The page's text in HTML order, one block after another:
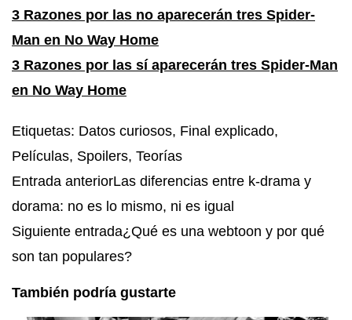
3 Razones por las no aparecerán tres Spider-
Man en No Way Home
3 Razones por las sí aparecerán tres Spider-Man
en No Way Home
Etiquetas: Datos curiosos, Final explicado,
Películas, Spoilers, Teorías
Entrada anteriorLas diferencias entre k-drama y
dorama: no es lo mismo, ni es igual
Siguiente entrada¿Qué es una webtoon y por qué
son tan populares?
También podría gustarte